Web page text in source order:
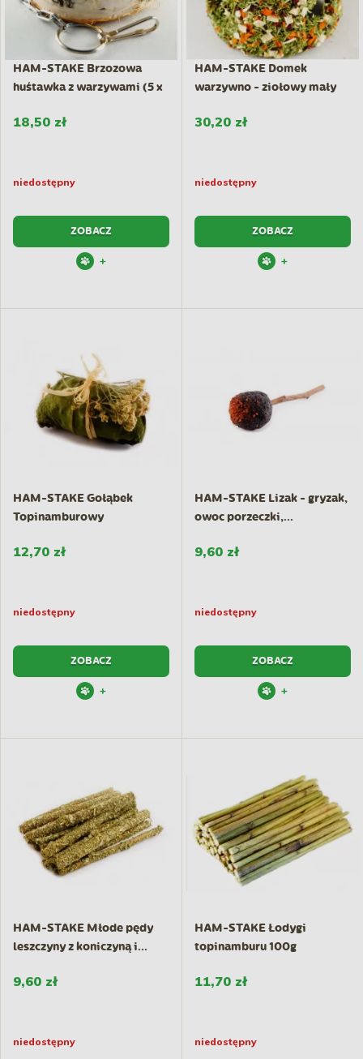
HAM-STAKE Brzozowa
huśtawka z warzywami (5 x
18,50 zł
niedostępny
ZOBACZ
+
HAM-STAKE Domek
warzywno - ziołowy mały
30,20 zł
niedostępny
ZOBACZ
+
HAM-STAKE Gołąbek
Topinamburowy
12,70 zł
niedostępny
ZOBACZ
+
HAM-STAKE Lizak - gryzak,
owoc porzeczki,...
9,60 zł
niedostępny
ZOBACZ
+
HAM-STAKE Młode pędy
leszczyny z koniczyną i...
9,60 zł
niedostępny
HAM-STAKE Łodygi
topinamburu 100g
11,70 zł
niedostępny